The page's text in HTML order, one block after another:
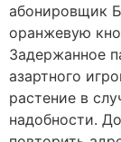
абонировщик
оранжевую
Задержанное
азартного
растение в
надобности.